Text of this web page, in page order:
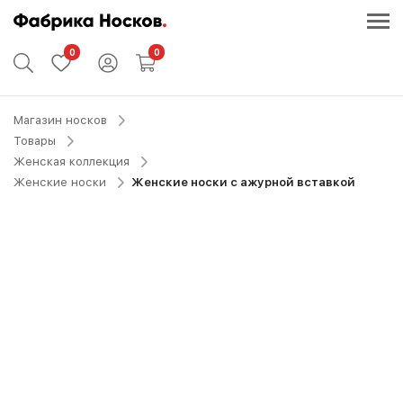
0 0
Магазин носков
Товары
Женская коллекция
Женские носки
Женские носки с ажурной вставкой